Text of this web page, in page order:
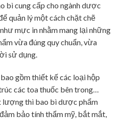
bì cung cấp cho ngành dược
quản lý một cách chặt chẽ
mực in nhằm mang lại những
vừa đúng quy chuẩn, vừa
sử dụng.
gồm thiết kế các loại hộp
các toa thuốc bên trong…
lượng thì bao bì dược phẩm
bảo tính thẩm mỹ, bắt mắt,